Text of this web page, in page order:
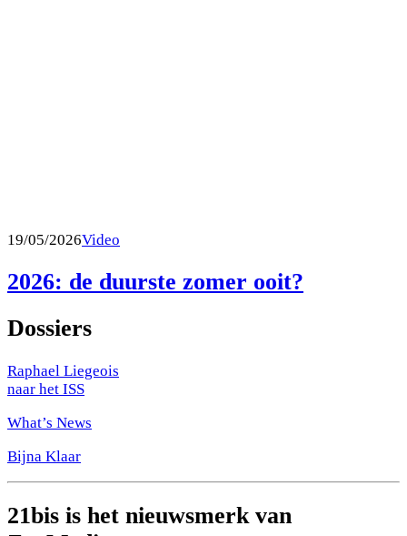
19/05/2026Video
2026: de duurste zomer ooit?
Dossiers
Raphael Liegeois
naar het ISS
What’s News
Bijna Klaar
21bis is het nieuwsmerk van